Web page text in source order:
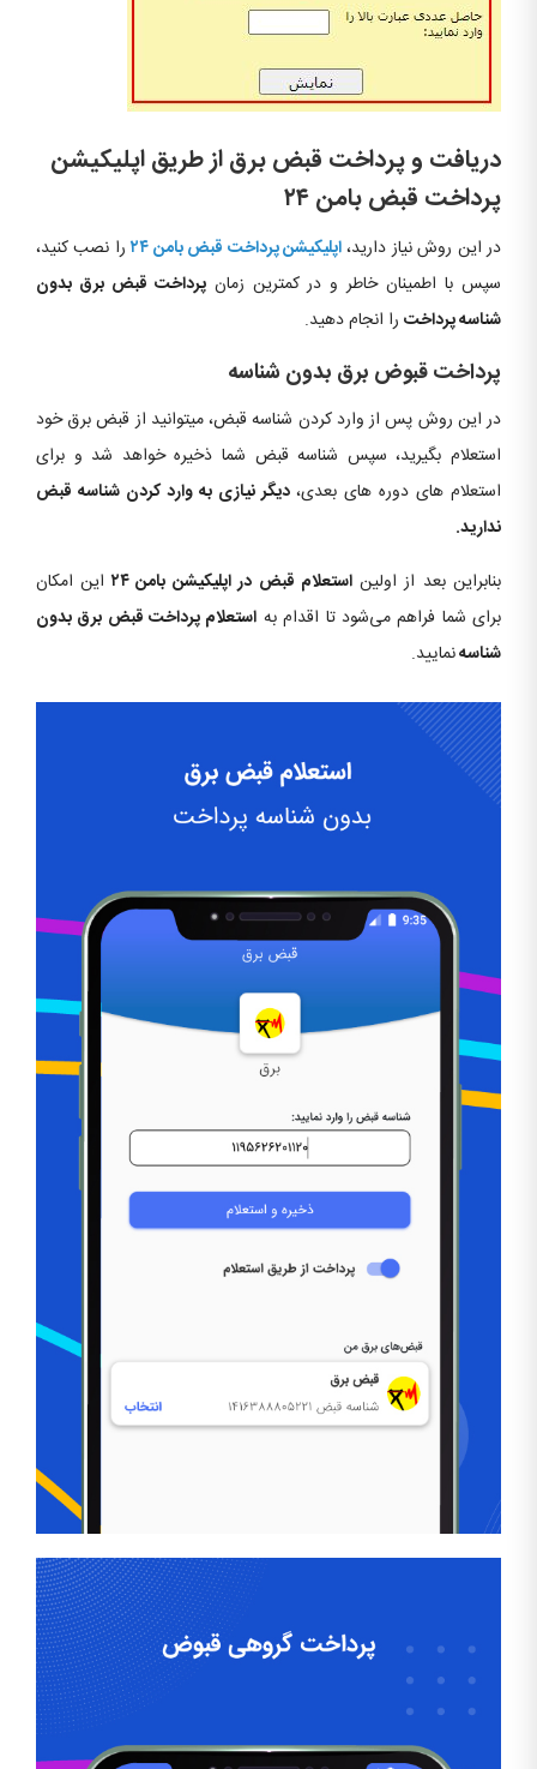
دریافت و پرداخت قبض برق از طریق اپلیکیشن
پرداخت قبض بامن ۲۴
در این روش نیاز دارید،اپلیکیشن پرداخت قبض بامن ۲۴
را نصب کنید،
سپس با اطمینان خاطر و در کمترین زمانپرداخت قبض برق بدون
شناسه پرداخت را انجام دهید.
پرداخت قبوض برق بدون شناسه
در این روش پس از وارد کردن شناسه قبض، می‎توانید از قبض برق خود
استعلام بگیرید، سپس شناسه قبض شما ذخیره خواهد شد و برای
استعلام های دوره های بعدی، دیگر نیازی به وارد کردن شناسه قبض
ندارید.
بنابراین بعد از اولین استعلام قبض در اپلیکیشن بامن ۲۴
این امکان
برای شما فراهم می‌شود تا اقدام به استعلام پرداخت قبض برق بدون
شناسهنمایید.